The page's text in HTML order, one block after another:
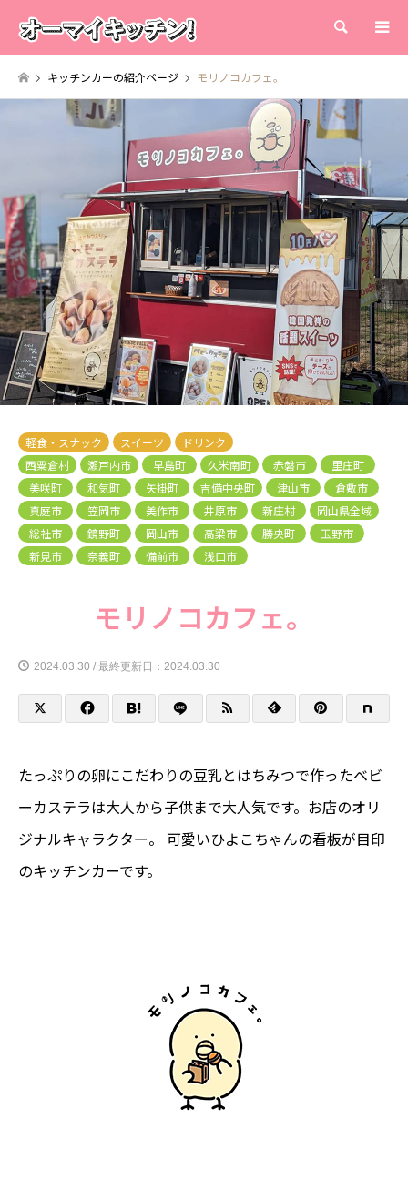
検索
キッチンカーの紹介ページ モリノコカフェ。
軽食・スナック スイーツ
ドリンク
西粟倉村
瀬戸内市 早島町 久米南町 赤磐市
里庄町
美咲町
和気町 矢掛町 吉備中央町 津山市
倉敷市
真庭市
笠岡市 美作市 井原市 新庄村
岡山県全域
総社市
鏡野町 岡山市 高梁市 勝央町
玉野市
新見市
奈義町 備前市 浅口市
モリノコカフェ。
2024.03.30 / 最終更新日：2024.03.30
たっぷりの卵にこだわりの豆乳とはちみつで作ったベビ
ーカステラは大人から子供まで大人気です。お店のオリ
ジナルキャラクター。 可愛いひよこちゃんの看板が目印
のキッチンカーです。